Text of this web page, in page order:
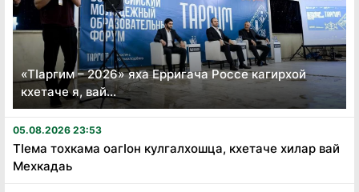
«Тӏаргим – 2026» яха Ерригача Россе кагирхой
кхетаче я, вай...
05.08.2026 23:53
Тӏема тохкама оагӏон кулгалхошца, кхетаче хилар вай
Мехкадаь